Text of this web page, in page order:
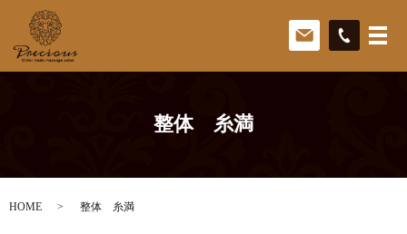
整体 糸満
HOME 整体 糸満